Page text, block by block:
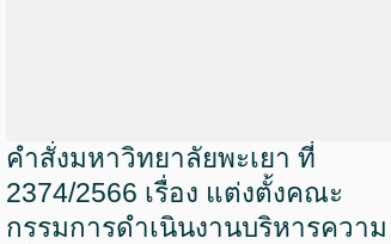
คำสั่งมหาวิทยาลัยพะเยา ที่
2374/2566 เรื่อง แต่งตั้งคณะ
กรรมการดำเนินงานบริหารความ